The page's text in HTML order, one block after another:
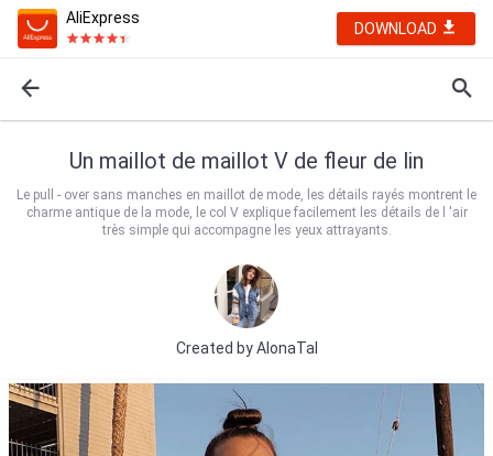
AliExpress
DOWNLOAD
Un maillot de maillot V de fleur de lin
Le pull - over sans manches en maillot de mode, les détails rayés montrent le
charme antique de la mode, le col V explique facilement les détails de l 'air
très simple qui accompagne les yeux attrayants.
Created byAlonaTal